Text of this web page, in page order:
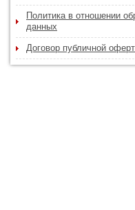
Политика в отношении
данных
Договор публичной